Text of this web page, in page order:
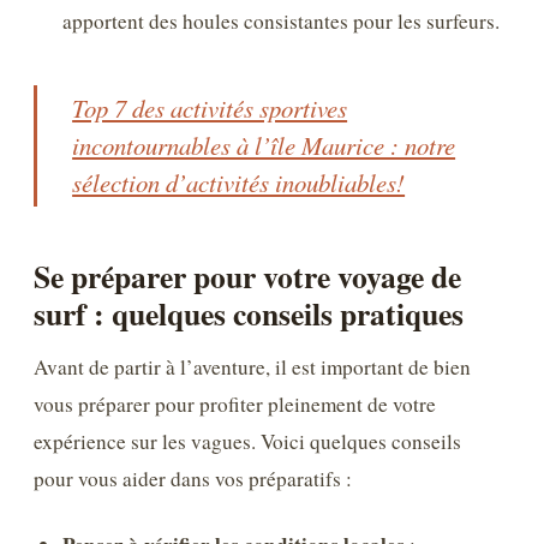
apportent des houles consistantes pour les surfeurs.
Top 7 des activités sportives
incontournables à l’île Maurice : notre
sélection d’activités inoubliables!
Se préparer pour votre voyage de
surf : quelques conseils pratiques
Avant de partir à l’aventure, il est important de bien
vous préparer pour profiter pleinement de votre
expérience sur les vagues. Voici quelques conseils
pour vous aider dans vos préparatifs :